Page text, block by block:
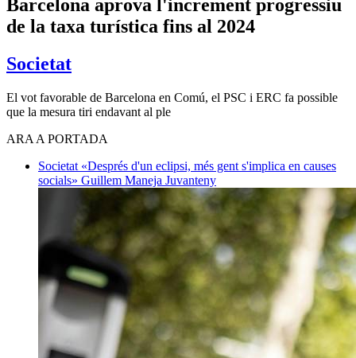
Barcelona aprova l'increment progressiu
de la taxa turística fins al 2024
Societat
El vot favorable de Barcelona en Comú, el PSC i ERC fa possible
que la mesura tiri endavant al ple
ARA A PORTADA
Societat «Després d'un eclipsi, més gent s'implica en causes
socials» Guillem Maneja Juvanteny